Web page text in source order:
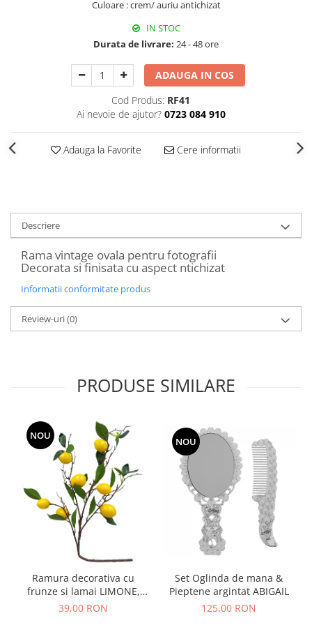
Decoratiuni Craciun
Crengute Decorative
Decoratiuni Muzicale
Decoratiuni Luminoase
Aromaterapie Craciun
Felicitari, Cutii si Pungi de Cadou
Culoare : crem/ auriu antichizat
IN STOC
Durata de livrare: 24 - 48 ore
ADAUGA IN COS
Cod Produs: RF41
Ai nevoie de ajutor? 0723 084 910
Adauga la Favorite Cere informatii
Descriere
Rama vintage ovala pentru fotografii
Decorata si finisata cu aspect ntichizat
Informatii conformitate produs
Review-uri(0)
PRODUSE SIMILARE
NOU
Ramura decorativa cu
frunze si lamai LIMONE,
65cm
39,00 RON
NOU
Set Oglinda de mana &
Pieptene argintat ABIGAIL
125,00 RON